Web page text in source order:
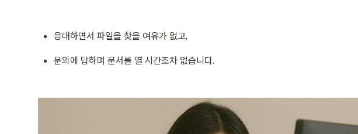
응대하면서 파일을 찾을 여유가 없고,
문의에 답하며 문서를 열 시간조차 없습니다.